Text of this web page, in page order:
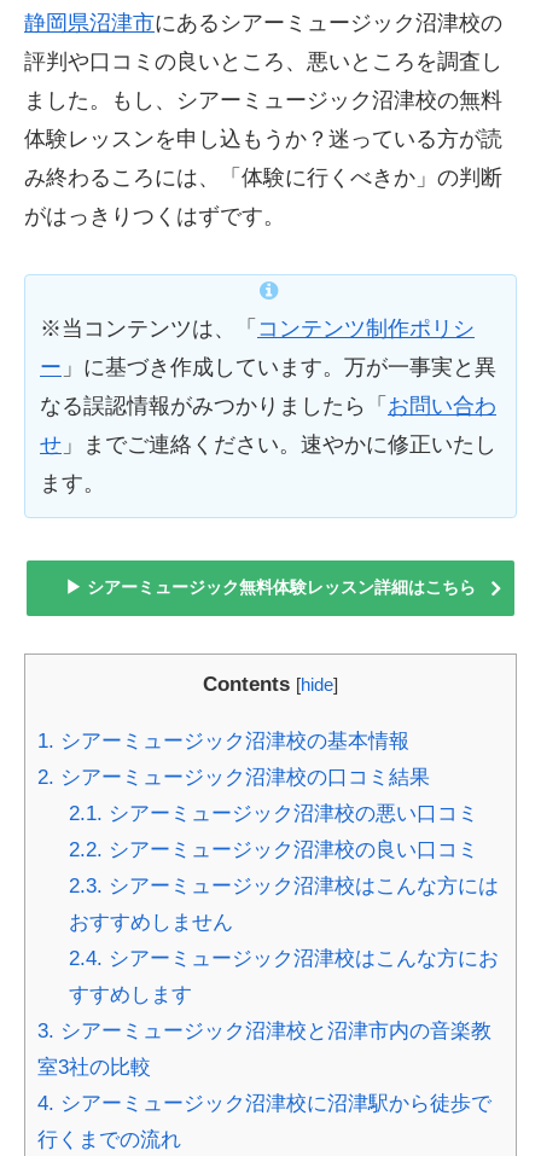
静岡県沼津市にあるシアーミュージック沼津校の
評判や口コミの良いところ、悪いところを調査し
ました。もし、シアーミュージック沼津校の無料
体験レッスンを申し込もうか？迷っている方が読
み終わるころには、「体験に行くべきか」の判断
がはっきりつくはずです。
※当コンテンツは、「 コンテンツ制作ポリシ
ー 」に基づき作成しています。万が一事実と異
なる誤認情報がみつかりましたら「 お問い合わ
せ 」までご連絡ください。速やかに修正いたし
ます。
▶ シアーミュージック無料体験レッスン詳細はこちら
Contents [hide]
1. シアーミュージック沼津校の基本情報
2. シアーミュージック沼津校の口コミ結果
2.1. シアーミュージック沼津校の悪い口コミ
2.2. シアーミュージック沼津校の良い口コミ
2.3. シアーミュージック沼津校はこんな方には
おすすめしません
2.4. シアーミュージック沼津校はこんな方にお
すすめします
3. シアーミュージック沼津校と沼津市内の音楽教
室3社の比較
4. シアーミュージック沼津校に沼津駅から徒歩で
行くまでの流れ